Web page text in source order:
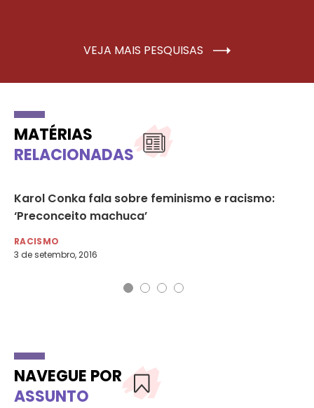
VEJA MAIS PESQUISAS
MATÉRIAS
RELACIONADAS
Karol Conka fala sobre feminismo e racismo:
‘Preconceito machuca’
RACISMO
3 de setembro, 2016
NAVEGUE POR
ASSUNTO